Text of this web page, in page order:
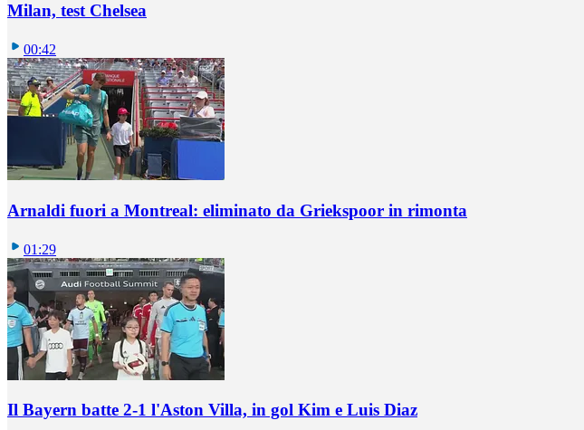
Milan, test Chelsea
00:42
Arnaldi fuori a Montreal: eliminato da Griekspoor in rimonta
01:29
Il Bayern batte 2-1 l'Aston Villa, in gol Kim e Luis Diaz